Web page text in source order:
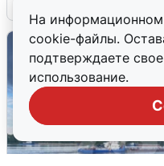
На
cookie-файлы.
подтверждаете свое
использование.